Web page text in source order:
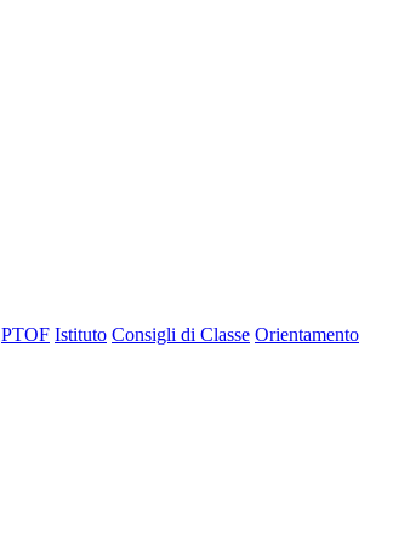
PTOF Istituto Consigli di Classe Orientamento